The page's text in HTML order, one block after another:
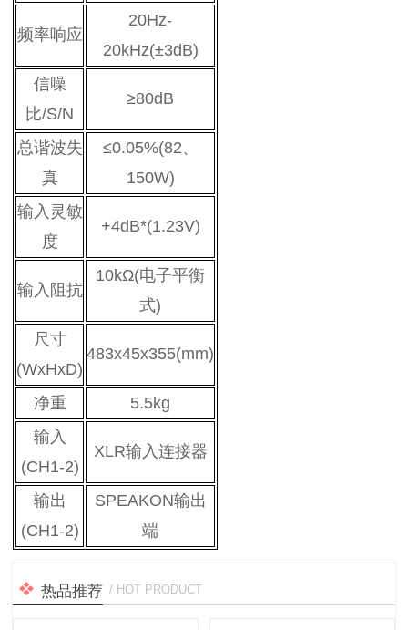
频率响应
20Hz-
20kHz(±3dB)
信噪
比/S/N
≥80dB
总谐波失
真
≤0.05%(82、
150W)
输入灵敏
度
+4dB*(1.23V)
输入阻抗
10kΩ(电子平衡
式)
尺寸
(WxHxD)
483x45x355(mm)
净重
5.5kg
输入
(CH1-2)
XLR输入连接器
输出
(CH1-2)
SPEAKON输出
端
热品推荐 / HOT PRODUCT